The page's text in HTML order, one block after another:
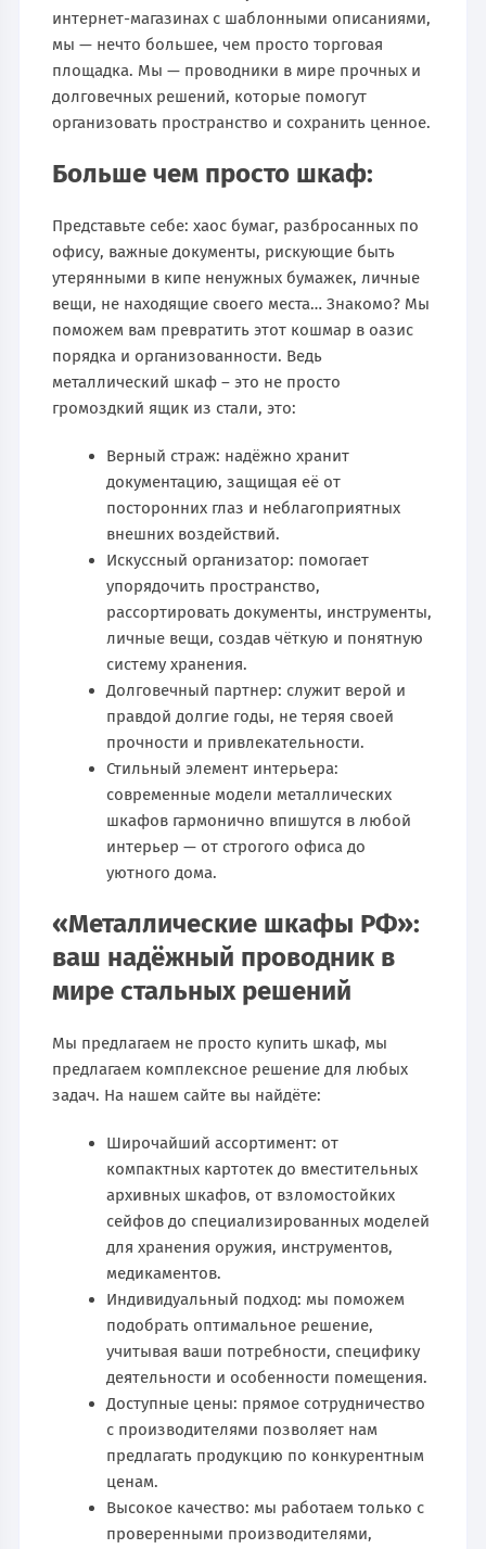
интернет-магазинах с шаблонными описаниями,
мы — нечто большее, чем просто торговая
площадка. Мы — проводники в мире прочных и
долговечных решений, которые помогут
организовать пространство и сохранить ценное.
Больше чем просто шкаф:
Представьте себе: хаос бумаг, разбросанных по
офису, важные документы, рискующие быть
утерянными в кипе ненужных бумажек, личные
вещи, не находящие своего места… Знакомо? Мы
поможем вам превратить этот кошмар в оазис
порядка и организованности. Ведь
металлический шкаф – это не просто
громоздкий ящик из стали, это:
Верный страж: надёжно хранит
документацию, защищая её от
посторонних глаз и неблагоприятных
внешних воздействий.
Искусcный организатор: помогает
упорядочить пространство,
рассортировать документы, инструменты,
личные вещи, создав чёткую и понятную
систему хранения.
Долговечный партнер: служит верой и
правдой долгие годы, не теряя своей
прочности и привлекательности.
Стильный элемент интерьера:
современные модели металлических
шкафов гармонично впишутся в любой
интерьер — от строгого офиса до
уютного дома.
«Металлические шкафы РФ»:
ваш надёжный проводник в
мире стальных решений
Мы предлагаем не просто купить шкаф, мы
предлагаем комплексное решение для любых
задач. На нашем сайте вы найдёте:
Широчайший ассортимент: от
компактных картотек до вместительных
архивных шкафов, от взломостойких
сейфов до специализированных моделей
для хранения оружия, инструментов,
медикаментов.
Индивидуальный подход: мы поможем
подобрать оптимальное решение,
учитывая ваши потребности, специфику
деятельности и особенности помещения.
Доступные цены: прямое сотрудничество
с производителями позволяет нам
предлагать продукцию по конкурентным
ценам.
Высокое качество: мы работаем только с
проверенными производителями,